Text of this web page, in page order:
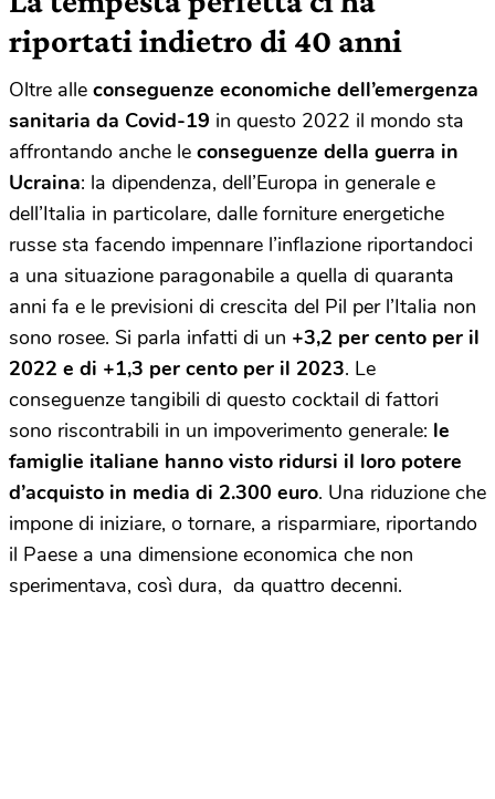
riportati indietro di 40 anni
Oltre alle conseguenze economiche dell’emergenza
sanitaria da Covid-19 in questo 2022 il mondo sta
affrontando anche le conseguenze della guerra in
Ucraina: la dipendenza, dell’Europa in generale e
dell’Italia in particolare, dalle forniture energetiche
russe sta facendo impennare l’inflazione riportandoci
a una situazione paragonabile a quella di quaranta
anni fa e le previsioni di crescita del Pil per l’Italia non
sono rosee. Si parla infatti di un +3,2 per cento per il
2022 e di +1,3 per cento per il 2023. Le
conseguenze tangibili di questo cocktail di fattori
sono riscontrabili in un impoverimento generale: le
famiglie italiane hanno visto ridursi il loro potere
d’acquisto in media di 2.300 euro. Una riduzione che
impone di iniziare, o tornare, a risparmiare, riportando
il Paese a una dimensione economica che non
sperimentava, così dura, da quattro decenni.